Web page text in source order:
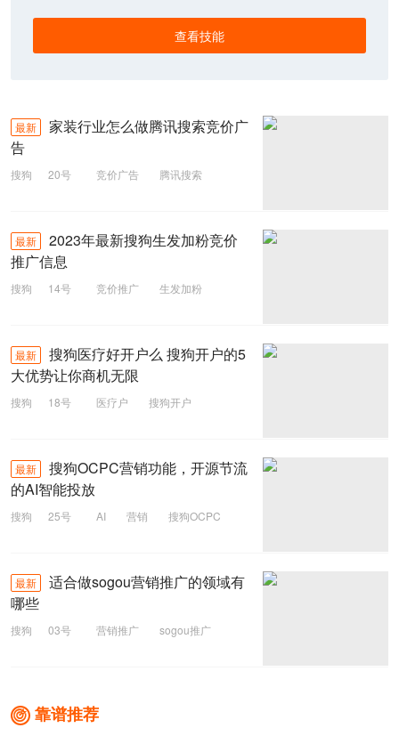
查看技能
最新
家装行业怎么做腾讯搜索竞价广
告
搜狗 20号 竞价广告
腾讯搜索
最新
2023年最新搜狗生发加粉竞价
推广信息
搜狗 14号 竞价推广
生发加粉
最新
搜狗医疗好开户么 搜狗开户的5
大优势让你商机无限
搜狗 18号 医疗户
搜狗开户
最新
搜狗OCPC营销功能，开源节流
的AI智能投放
搜狗 25号 AI 营销 搜狗OCPC
最新
适合做sogou营销推广的领域有
哪些
搜狗 03号 营销推广 sogou推广
 靠谱推荐